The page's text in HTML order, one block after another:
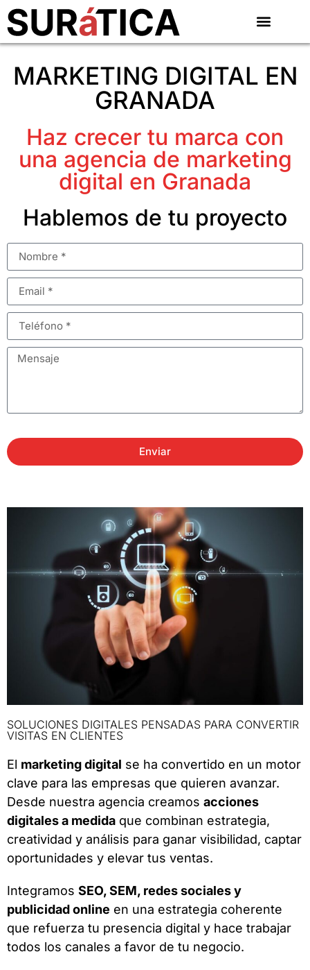
MARKETING DIGITAL EN
GRANADA
Haz crecer tu marca con
una agencia de marketing
digital en Granada
Hablemos de tu proyecto
Enviar
SOLUCIONES DIGITALES PENSADAS PARA CONVERTIR
VISITAS EN CLIENTES
El marketing digital se ha convertido en un motor
clave para las empresas que quieren avanzar.
Desde nuestra agencia creamos acciones
digitales a medida que combinan estrategia,
creatividad y análisis para ganar visibilidad, captar
oportunidades y elevar tus ventas.
Integramos SEO, SEM, redes sociales y
publicidad online en una estrategia coherente
que refuerza tu presencia digital y hace trabajar
todos los canales a favor de tu negocio.